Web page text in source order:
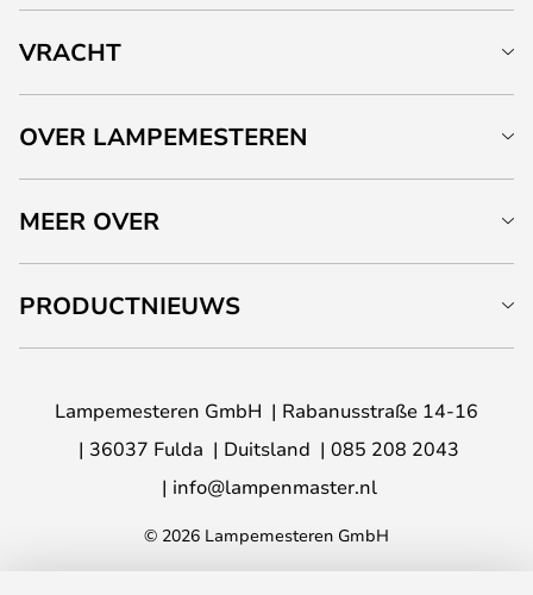
VRACHT
OVER LAMPEMESTEREN
MEER OVER
PRODUCTNIEUWS
Lampemesteren GmbH
Rabanusstraße 14-16
36037 Fulda
Duitsland
085 208 2043
info@lampenmaster.nl
© 2026 Lampemesteren GmbH